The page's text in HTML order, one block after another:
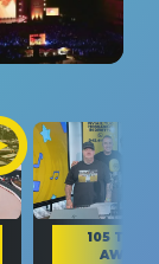
105 TAKE
AWAY